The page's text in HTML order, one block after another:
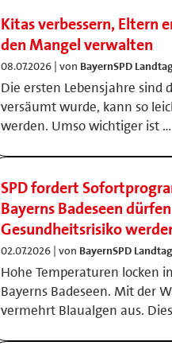
Kitas verbessern, Eltern
den Mangel verwalten
08.07.2026 | von BayernSPD
Die ersten Lebensjahre sind
versäumt wurde, kann so
werden. Umso wichtiger ist …
SPD fordert
Bayerns Badeseen
Gesundheitsrisiko
02.07.2026 | von BayernSPD
Hohe Temperaturen locken
Bayerns Badeseen. Mit der
vermehrt Blaualgen aus.